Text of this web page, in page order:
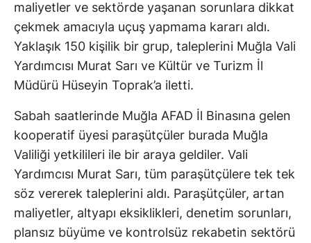
maliyetler ve sektörde yaşanan sorunlara dikkat
çekmek amacıyla uçuş yapmama kararı aldı.
Yaklaşık 150 kişilik bir grup, taleplerini Muğla Vali
Yardımcısı Murat Sarı ve Kültür ve Turizm İl
Müdürü Hüseyin Toprak’a iletti.
Sabah saatlerinde Muğla AFAD İl Binasına gelen
kooperatif üyesi paraşütçüler burada Muğla
Valiliği yetkilileri ile bir araya geldiler. Vali
Yardımcısı Murat Sarı, tüm paraşütçülere tek tek
söz vererek taleplerini aldı. Paraşütçüler, artan
maliyetler, altyapı eksiklikleri, denetim sorunları,
plansız büyüme ve kontrolsüz rekabetin sektörü